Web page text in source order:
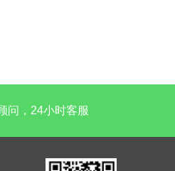
问，24小时客服